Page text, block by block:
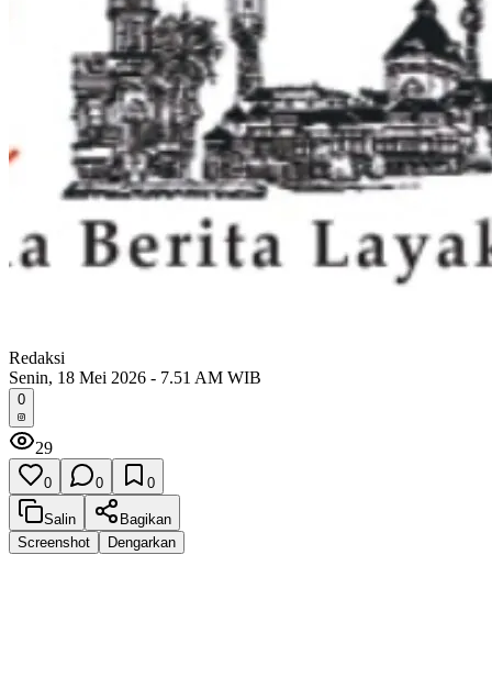
Redaksi
Senin, 18 Mei 2026 - 7.51 AM WIB
0
29
0 0 0
Salin
Bagikan
Screenshot
Dengarkan